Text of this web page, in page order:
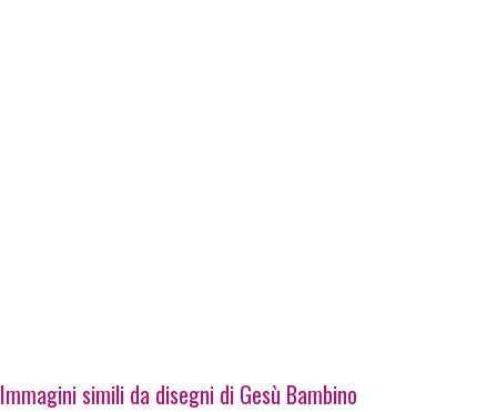
Immagini simili da disegni di Gesù Bambino